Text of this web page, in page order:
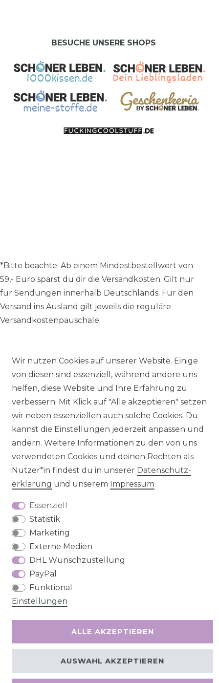
BESUCHE UNSERE SHOPS
Wir nutzen Cookies auf unserer Website. Einige
von diesen sind essenziell, während andere uns
helfen, diese Website und Ihre Erfahrung zu
verbessern. Mit Klick auf "Alle akzeptieren" setzen
wir neben essenziellen auch solche Cookies. Du
kannst die Einstellungen jederzeit anpassen und
ändern. Weitere Informationen zu den von uns
verwendeten Cookies und deinen Rechten als
Nutzer*in findest du in unserer Daten­schutz­
erklärung und unserem Impressum.
Essenziell
Statistik
Marketing
Externe Medien
DHL Wunschzustellung
PayPal
Funktional
Einstellungen
ALLE AKZEPTIEREN
AUSWAHL AKZEPTIEREN
*Bitte beachte: Ab einem Mindestbestellwert von
59,- Euro sparst du dir die Versandkosten. Gilt nur
für Sendungen innerhalb Deutschlands. Für den
Versand ins Ausland gilt jeweils die reguläre
Versandkostenpauschale.
Alle Preise inkl. MwSt., zzgl.Versandkosten.
© 2026 SCHÖNER LEBEN.
Barrierefreiheitserklärung
VERTRAG WIDERRUFEN